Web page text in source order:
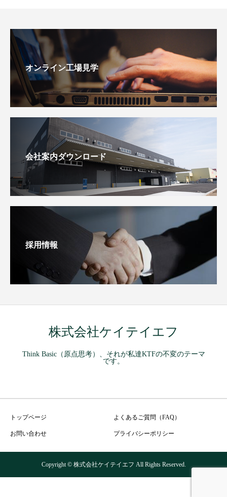
オンライン工場見学
会社案内ダウンロード
採用情報
株式会社ケイテイエフ
Think Basic（原点思考）、それが私達KTFの不変のテーマ
です。
トップページ よくあるご質問（FAQ）
お問い合わせ プライバシーポリシー
Copyright © 株式会社ケイテイエフ All Rights Reserved.